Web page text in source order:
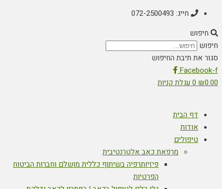
חייג: 072-2500493
חיפוש
חיפוש
סגור את תיבת החיפוש
Facebook-f
₪0.00
0 עגלת קניות
דף הבית
אודות
טיפולים
מרפאת כאב אלטרנטיבית
פיזיותרפיה בשיתוף כללית מושלם וחברות הביטוח
הפרטיות